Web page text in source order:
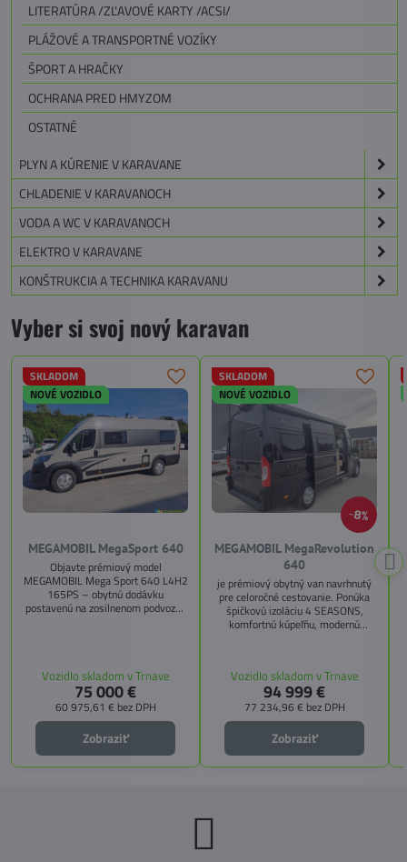
LITERATÚRA /ZĽAVOVÉ KARTY /ACSI/
PLÁŽOVÉ A TRANSPORTNÉ VOZÍKY
ŠPORT A HRAČKY
OCHRANA PRED HMYZOM
OSTATNÉ
PLYN A KÚRENIE V KARAVANE
CHLADENIE V KARAVANOCH
VODA A WC V KARAVANOCH
ELEKTRO V KARAVANE
KONŠTRUKCIA A TECHNIKA KARAVANU
Vyber si svoj nový karavan
SKLADOM
NOVÉ VOZIDLO
MEGAMOBIL MegaSport 640
Objavte prémiový model
MEGAMOBIL Mega Sport 640 L4H2
165PS – obytnú dodávku
postavenú na zosilnenom podvozku
pozdĺžnemu lôžku a možnosti
doplniť predné prídavné lôžko.
Vozidlo skladom v Trnave
75 000 €
60 975,61 € bez DPH
Zobraziť
8%
SKLADOM
NOVÉ VOZIDLO
MEGAMOBIL MegaRevolution
640
je prémiový obytný van navrhnutý
pre celoročné cestovanie. Ponúka
špičkovú izoláciu 4 SEASONS,
komfortnú kúpeľňu, modernú
CITY, TECHNO, SICHERHEIT a
MEGA WINTER získate maximálnu
bezpečnosť, pohodlie a
technologické inovácie. Ideálna
voľba pre tých, ktorí hľadajú luxus,
funkčnosť a slobodu na cestách.
Vozidlo skladom v Trnave
94 999 €
77 234,96 € bez DPH
Zobraziť